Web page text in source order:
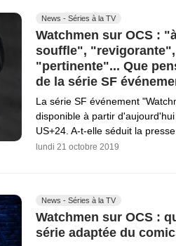
News - Séries à la TV
Watchmen sur OCS :
souffle", "revigorante",
"pertinente"... Que
de la série SF
La série SF événement
disponible à partir
US+24. A-t-elle séduit la
lundi 21 octobre 2019
News - Séries à la TV
Watchmen sur OCS :
série adaptée du